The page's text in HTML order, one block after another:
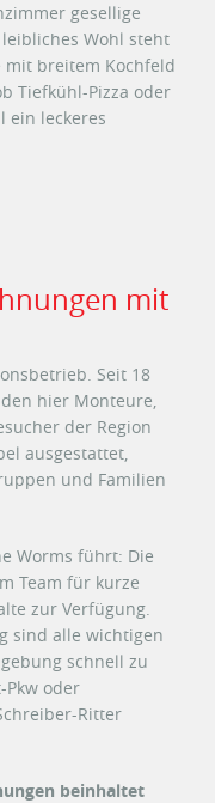
gesellige
Wohl steht
mit breitem Kochfeld
Tiefkühl-Pizza oder
ein leckeres
mit
Seit 18
hier Monteure,
der Region
ausgestattet,
und Familien
Worms führt: Die
Team für kurze
zur Verfügung.
sind alle wichtigen
schnell zu
Pkw oder
Ritter
beinhaltet